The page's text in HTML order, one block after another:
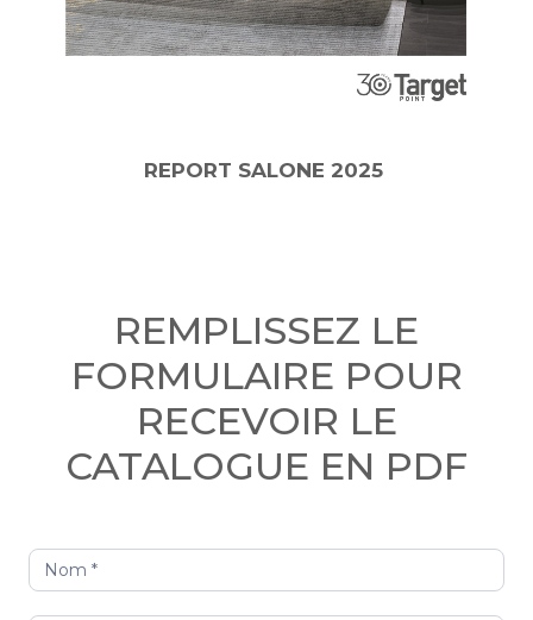
REPORT SALONE 2025
REMPLISSEZ LE
FORMULAIRE POUR
RECEVOIR LE
CATALOGUE EN PDF
Catalogo
Mod FR